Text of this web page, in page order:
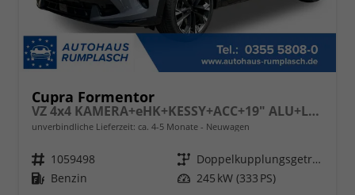
Cupra Formentor
VZ 4x4 KAMERA+eHK+KESSY+ACC+19" ALU+LED+FULL LINK
unverbindliche Lieferzeit: ca. 4-5 Monate Neuwagen
Fahrzeugnr. 1059498 Getriebe
Doppelkupplungsgetriebe (DSG)
Kraftstoff Benzin Leistung 245 kW (333 PS)